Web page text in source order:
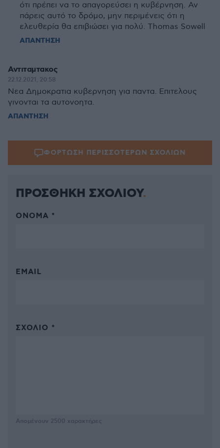
ότι πρέπει να το απαγορεύσει η κυβέρνηση. Αν
πάρεις αυτό το δρόμο, μην περιμένεις ότι η
ελευθερία θα επιβιώσει για πολύ. Thomas Sowell
ΑΠΑΝΤΗΣΗ
Αντιταμτακος
22.12.2021, 20:58
Nεα Δημοκρατια κυβερνηση για παντα. Επιτελους
γινονται τα αυτονοητα.
ΑΠΑΝΤΗΣΗ
ΦΟΡΤΩΣΗ ΠΕΡΙΣΣΟΤΕΡΩΝ ΣΧΟΛΙΩΝ
ΠΡΟΣΘΗΚΗ ΣΧΟΛΙΟΥ
ΌΝΟΜΑ *
EMAIL
ΣΧΌΛΙΟ *
Απομένουν 2500 χαρακτήρες